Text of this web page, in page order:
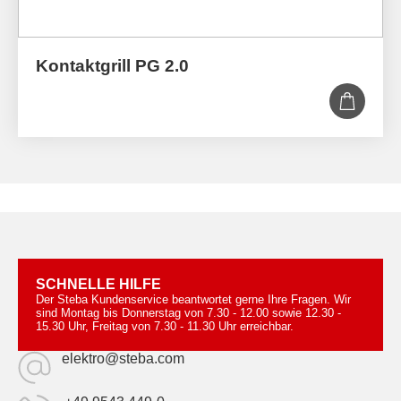
Kontaktgrill PG 2.0
SCHNELLE HILFE
Der Steba Kundenservice beantwortet gerne Ihre Fragen. Wir
sind Montag bis Donnerstag von 7.30 - 12.00 sowie 12.30 -
15.30 Uhr, Freitag von 7.30 - 11.30 Uhr erreichbar.
elektro@steba.com